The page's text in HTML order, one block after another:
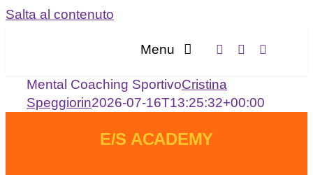
Salta al contenuto
Menu
Mental Coaching SportivoCristina
Speggiorin2026-07-16T13:25:32+00:00
E/S ACADEMY